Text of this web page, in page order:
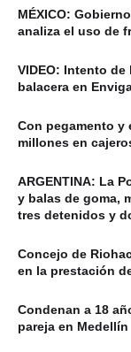
MÉXICO:
analiza el uso de
VIDEO: Intento
balacera en
Con pegamento y
millones en
ARGENTINA: La
y balas de goma,
tres detenidos y
Concejo de
en la prestación
Condenan a 18
pareja en Medellín